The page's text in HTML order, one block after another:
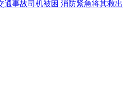
通事故司机被困 消防紧急将其救出